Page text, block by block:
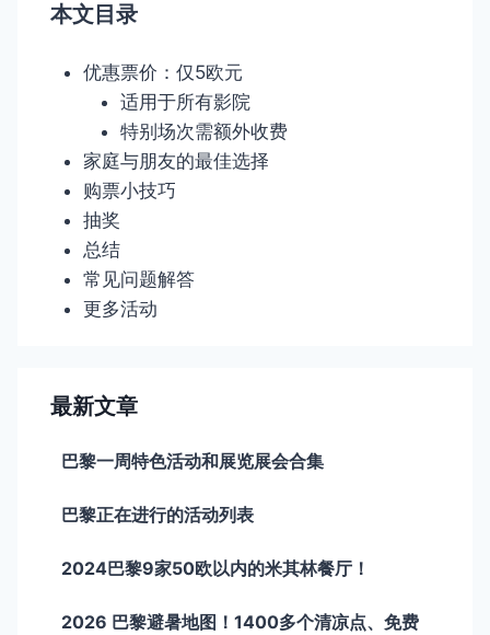
本文目录
优惠票价：仅5欧元
适用于所有影院
特别场次需额外收费
家庭与朋友的最佳选择
购票小技巧
抽奖
总结
常见问题解答
更多活动
最新文章
巴黎一周特色活动和展览展会合集
巴黎正在进行的活动列表
2024巴黎9家50欧以内的米其林餐厅！
2026 巴黎避暑地图！1400多个清凉点、免费